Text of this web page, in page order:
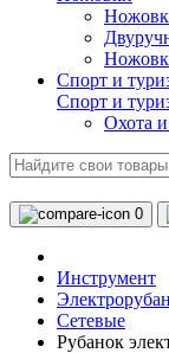
Спорт и
Спорт и
Охота
0
Инструмент
Сетевые
Рубанок